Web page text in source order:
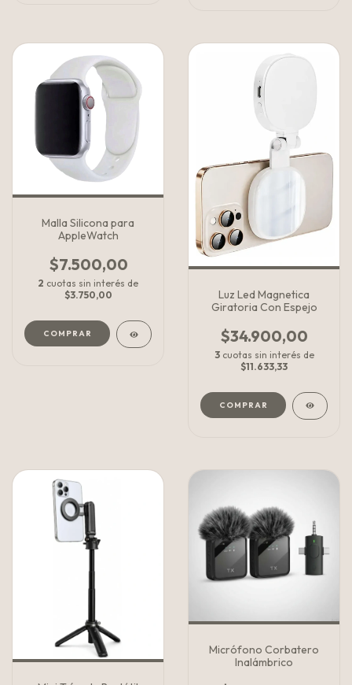
Malla Silicona para
AppleWatch
$7.500,00
2 cuotas sin interés de
$3.750,00
COMPRAR
Luz Led Magnetica
Giratoria Con Espejo
$34.900,00
3 cuotas sin interés de
$11.633,33
COMPRAR
Micrófono Corbatero
Inalámbrico